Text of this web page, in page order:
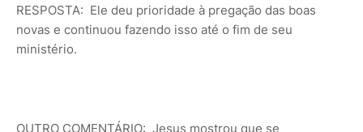
RESPOSTA: Ele deu prioridade à pregação das boas
novas e continuou fazendo isso até o fim de seu
ministério.
OUTRO COMENTÁRIO: Jesus mostrou que se